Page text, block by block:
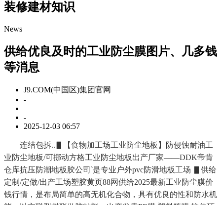
装修建材知识
News
供给优良及时的工业防尘膜图片、几多钱
等消息
J9.COM(中国区)集团官网
-
-
2025-12-03 06:57
连结包拆..▋【食物加工场工业防尘地板】防侵蚀耐油工
业防尘地板/可挪动方格工业防尘地板出产厂家——DDK帝肯
仓库抗压防潮地板胶公司‵是专业户外pvc防滑地板工场 ▋供给
定制/定做/出产工场塑胶黄页88网供给2025最新工业防尘膜价
钱行情，是布局简单的高无机化合物，具有优良的性和防水机